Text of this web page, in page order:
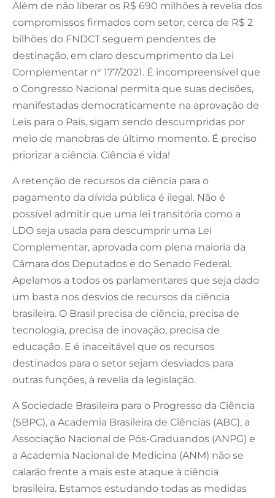
Além de não liberar os R$ 690 milhões à revelia dos
compromissos firmados com setor, cerca de R$ 2
bilhões do FNDCT seguem pendentes de
destinação, em claro descumprimento da Lei
Complementar n° 177/2021. É incompreensível que
o Congresso Nacional permita que suas decisões,
manifestadas democraticamente na aprovação de
Leis para o País, sigam sendo descumpridas por
meio de manobras de último momento. É preciso
priorizar a ciência. Ciência é vida!
A retenção de recursos da ciência para o
pagamento da dívida pública é ilegal. Não é
possível admitir que uma lei transitória como a
LDO seja usada para descumprir uma Lei
Complementar, aprovada com plena maioria da
Câmara dos Deputados e do Senado Federal.
Apelamos a todos os parlamentares que seja dado
um basta nos desvios de recursos da ciência
brasileira. O Brasil precisa de ciência, precisa de
tecnologia, precisa de inovação, precisa de
educação. E é inaceitável que os recursos
destinados para o setor sejam desviados para
outras funções, à revelia da legislação.
A Sociedade Brasileira para o Progresso da Ciência
(SBPC), a Academia Brasileira de Ciências (ABC), a
Associação Nacional de Pós-Graduandos (ANPG) e
a Academia Nacional de Medicina (ANM) não se
calarão frente a mais este ataque à ciência
brasileira. Estamos estudando todas as medidas